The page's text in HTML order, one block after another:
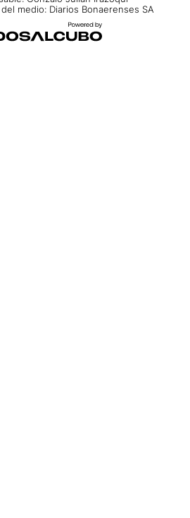
medio: Diarios Bonaerenses SA